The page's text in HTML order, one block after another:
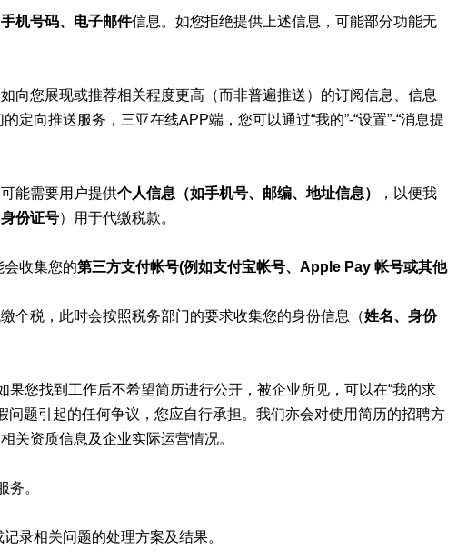
机号码、电子邮件信息。如您拒绝提供上述信息，可能部分功能无
向您展现或推荐相关程度更高（而非普遍推送）的订阅信息、信息
定向推送服务，三亚在线APP端，您可以通过“我的”-“设置”-“消息提
能需要用户提供个人信息（如手机号、邮编、地址信息）
，以便我
份证号）用于代缴税款。
收集您的第三方支付帐号(例如支付宝帐号、Apple Pay 帐号或其他
个税，此时会按照税务部门的要求收集您的身份信息（姓名、身份
果您找到工作后不希望简历进行公开，被企业所见，可以在“我的求
问题引起的任何争议，您应自行承担。我们亦会对使用简历的招聘方
关资质信息及企业实际运营情况。
务。
录相关问题的处理方案及结果。